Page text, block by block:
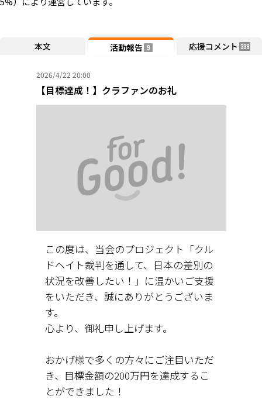
本文 活動報告 9 応援コメント 338
2026/4/22 20:00
【目標達成！】クラファンのお礼
この度は、当会のプロジェクト「クル
ドヘイト裁判を通して、日本の差別の
状況を改善したい！」に温かいご支援
をいただき、誠にありがとうございま
す。
心より、御礼申し上げます。
おかげ様で多くの方々にご注目いただ
き、目標金額の200万円を達成するこ
とができました！